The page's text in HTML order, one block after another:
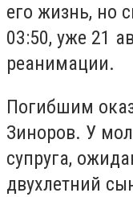
его жизнь, но
03:50, уже 21
реанимации.
Погибшим
Зиноров. У
супруга,
двухлетний